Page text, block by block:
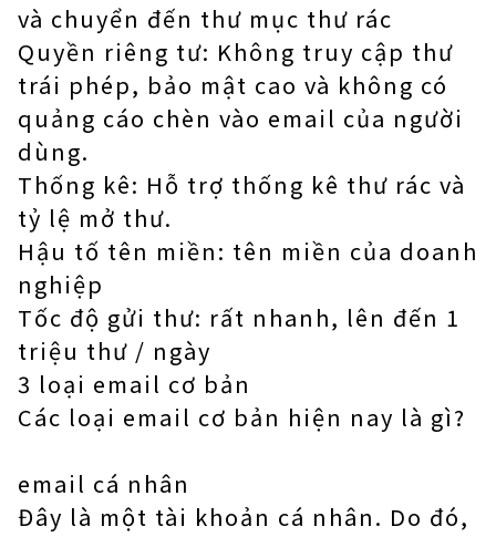
và chuyển đến thư mục thư rác
Quyền riêng tư: Không truy cập thư
trái phép, bảo mật cao và không có
quảng cáo chèn vào email của người
dùng.
Thống kê: Hỗ trợ thống kê thư rác và
tỷ lệ mở thư.
Hậu tố tên miền: tên miền của doanh
nghiệp
Tốc độ gửi thư: rất nhanh, lên đến 1
triệu thư / ngày
3 loại email cơ bản
Các loại email cơ bản hiện nay là gì?
email cá nhân
Đây là một tài khoản cá nhân. Do đó,